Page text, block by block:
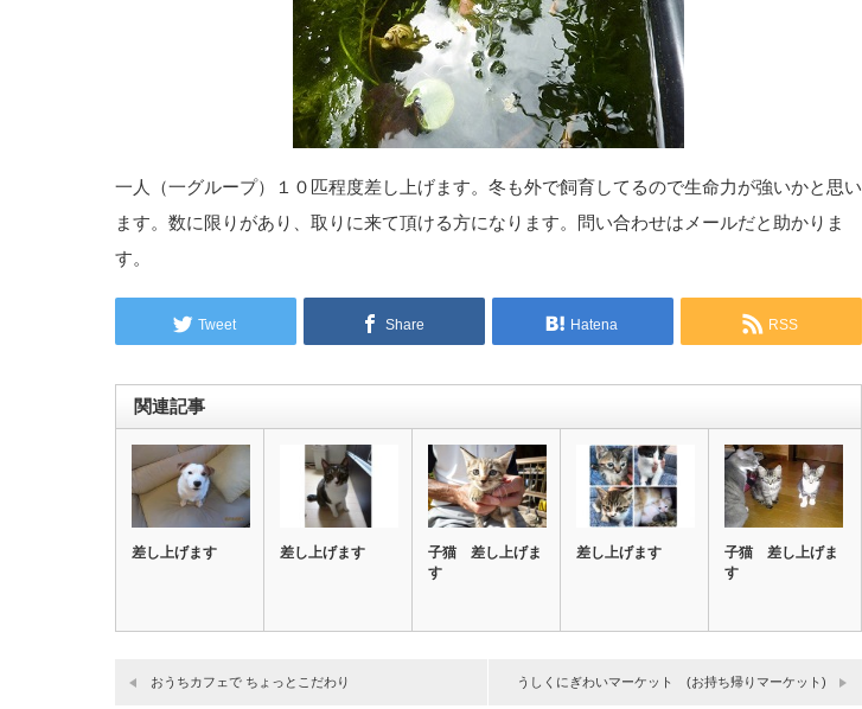
一人（一グループ）１０匹程度差し上げます。冬も外で飼育してるので生命力が強いかと思い
ます。数に限りがあり、取りに来て頂ける方になります。問い合わせはメールだと助かりま
す。
Tweet Share Hatena RSS
関連記事
差し上げます 差し上げます
子猫 差し上げま
す
差し上げます
子猫 差し上げま
す
おうちカフェで ちょっとこだわり うしくにぎわいマーケット (お持ち帰りマーケット)